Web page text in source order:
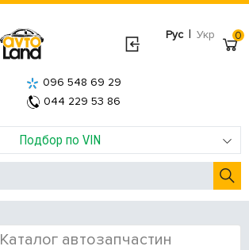
Рус | Укр
Подбор по VIN
096 548 69 29
044 229 53 86
0
Каталог автозапчастин